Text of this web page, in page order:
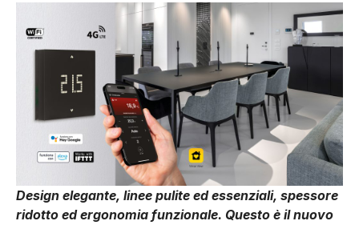
Design elegante, linee pulite ed essenziali, spessore
ridotto ed ergonomia funzionale. Questo è il nuovo